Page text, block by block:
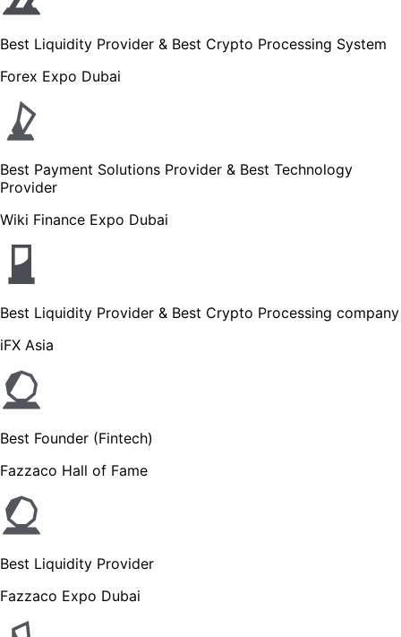
Best Liquidity Provider & Best Crypto Processing System
Forex Expo Dubai
Best Payment Solutions Provider & Best Technology
Provider
Wiki Finance Expo Dubai
Best Liquidity Provider & Best Crypto Processing company
iFX Asia
Best Founder (Fintech)
Fazzaco Hall of Fame
Best Liquidity Provider
Fazzaco Expo Dubai